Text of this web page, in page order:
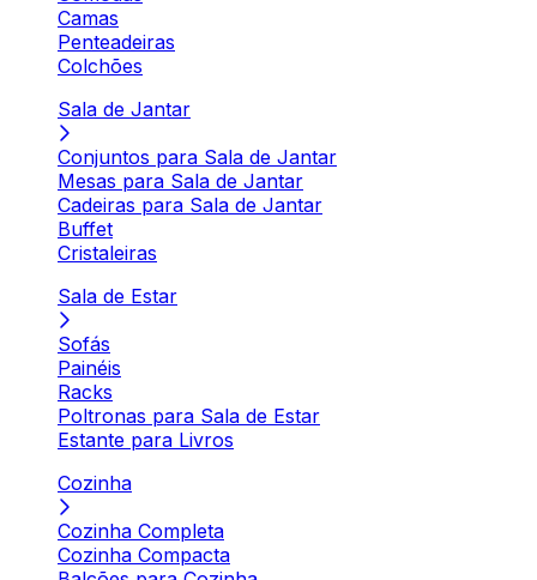
Camas
Penteadeiras
Colchões
Sala de Jantar
Conjuntos para Sala de Jantar
Mesas para Sala de Jantar
Cadeiras para Sala de Jantar
Buffet
Cristaleiras
Sala de Estar
Sofás
Painéis
Racks
Poltronas para Sala de Estar
Estante para Livros
Cozinha
Cozinha Completa
Cozinha Compacta